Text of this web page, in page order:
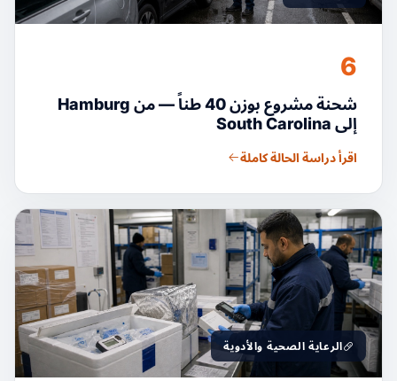
6
شحنة مشروع بوزن 40 طناً — من Hamburg
إلى South Carolina
اقرأ دراسة الحالة كاملة
الرعاية الصحية والأدوية